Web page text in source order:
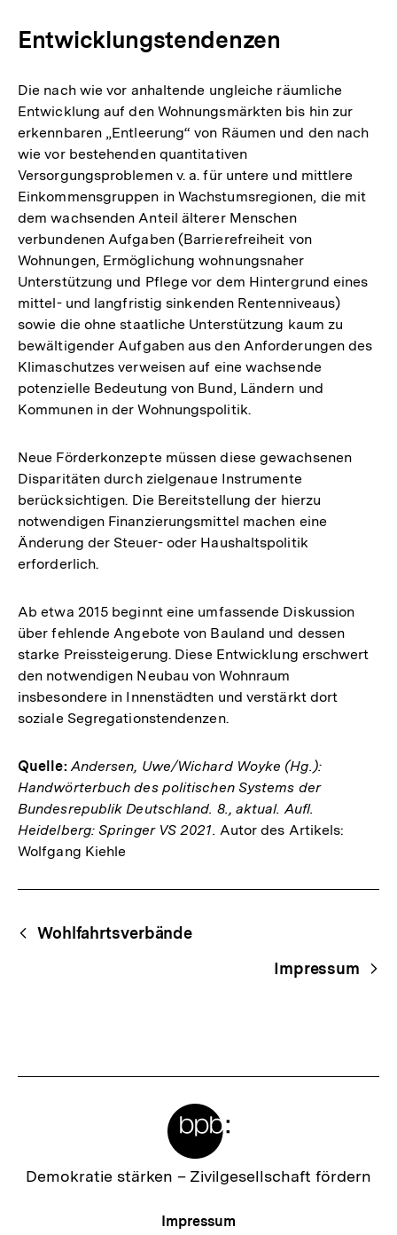
Entwicklungstendenzen
Die nach wie vor anhaltende ungleiche räumliche
Entwicklung auf den Wohnungsmärkten bis hin zur
erkennbaren „Entleerung“ von Räumen und den nach
wie vor bestehenden quantitativen
Versorgungsproblemen v. a. für untere und mittlere
Einkommensgruppen in Wachstumsregionen, die mit
dem wachsenden Anteil älterer Menschen
verbundenen Aufgaben (Barrierefreiheit von
Wohnungen, Ermöglichung wohnungsnaher
Unterstützung und Pflege vor dem Hintergrund eines
mittel- und langfristig sinkenden Rentenniveaus)
sowie die ohne staatliche Unterstützung kaum zu
bewältigender Aufgaben aus den Anforderungen des
Klimaschutzes verweisen auf eine wachsende
potenzielle Bedeutung von Bund, Ländern und
Kommunen in der Wohnungspolitik.
Neue Förderkonzepte müssen diese gewachsenen
Disparitäten durch zielgenaue Instrumente
berücksichtigen. Die Bereitstellung der hierzu
notwendigen Finanzierungsmittel machen eine
Änderung der Steuer- oder Haushaltspolitik
erforderlich.
Ab etwa 2015 beginnt eine umfassende Diskussion
über fehlende Angebote von Bauland und dessen
starke Preissteigerung. Diese Entwicklung erschwert
den notwendigen Neubau von Wohnraum
insbesondere in Innenstädten und verstärkt dort
soziale Segregationstendenzen.
Quelle: Andersen, Uwe/Wichard Woyke (Hg.):
Handwörterbuch des politischen Systems der
Bundesrepublik Deutschland. 8., aktual. Aufl.
Heidelberg: Springer VS 2021. Autor des Artikels:
Wolfgang Kiehle
Begriffsnavigation
Content-
Navigation
Wohlfahrtsverbände
Impressum
Zur
Demokratie stärken – Zivilgesellschaft fördern
Meta-
Impressum